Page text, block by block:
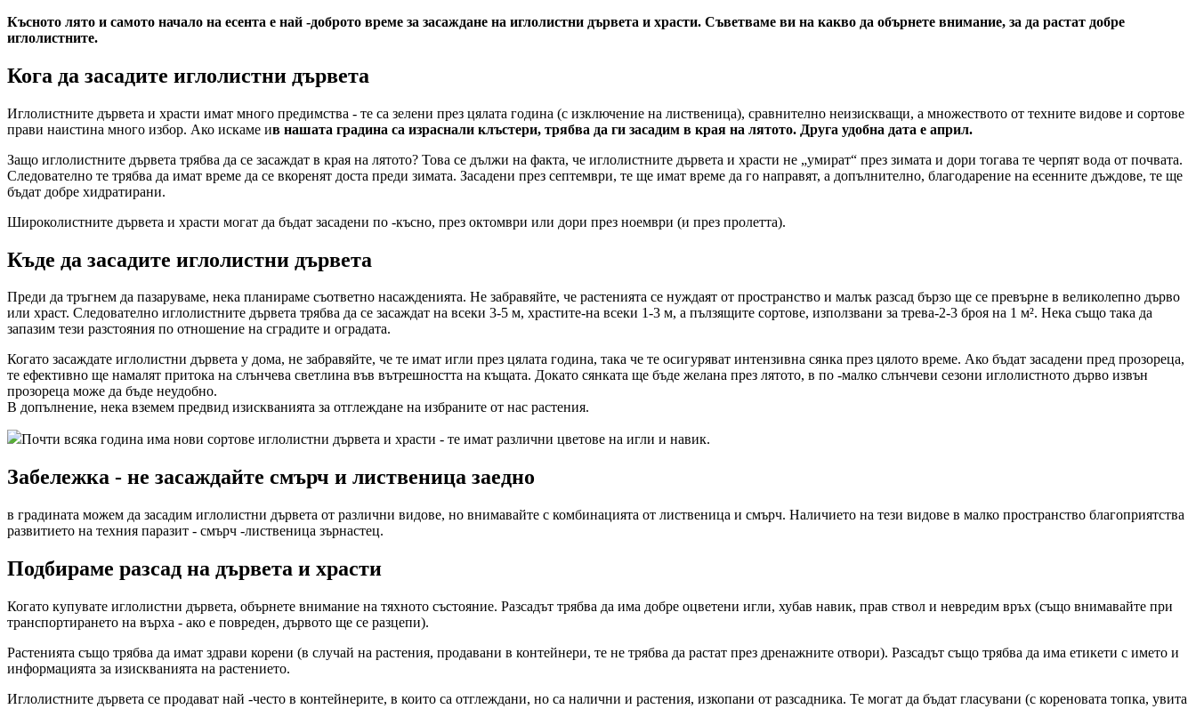
Късното лято и самото начало на есента е най -доброто време за засаждане на иглолистни дървета и храсти. Съветваме ви на какво да обърнете внимание, за да растат добре
иглолистните.
Кога да засадите иглолистни дървета
Иглолистните дървета и храсти имат много предимства - те са зелени през цялата година (с изключение на лиственица), сравнително неизискващи, а множеството от техните видове и сортове
прави наистина много избор. Ако искаме ив нашата градина са израснали клъстери, трябва да ги засадим в края на лятото. Друга удобна дата е април.
Защо иглолистните дървета трябва да се засаждат в края на лятото? Това се дължи на факта, че иглолистните дървета и храсти не „умират“ през зимата и дори тогава те черпят вода от почвата.
Следователно те трябва да имат време да се вкоренят доста преди зимата. Засадени през септември, те ще имат време да го направят, а допълнително, благодарение на есенните дъждове, те ще
бъдат добре хидратирани.
Широколистните дървета и храсти могат да бъдат засадени по -късно, през октомври или дори през ноември (и през пролетта).
Къде да засадите иглолистни дървета
Преди да тръгнем да пазаруваме, нека планираме съответно насажденията. Не забравяйте, че растенията се нуждаят от пространство и малък разсад бързо ще се превърне в великолепно дърво
или храст. Следователно иглолистните дървета трябва да се засаждат на всеки 3-5 м, храстите-на всеки 1-3 м, а пълзящите сортове, използвани за трева-2-3 броя на 1 м². Нека също така да
запазим тези разстояния по отношение на сградите и оградата.
Когато засаждате иглолистни дървета у дома, не забравяйте, че те имат игли през цялата година, така че те осигуряват интензивна сянка през цялото време. Ако бъдат засадени пред прозореца,
те ефективно ще намалят притока на слънчева светлина във вътрешността на къщата. Докато сянката ще бъде желана през лятото, в по -малко слънчеви сезони иглолистното дърво извън
прозореца може да бъде неудобно.
В допълнение, нека вземем предвид изискванията за отглеждане на избраните от нас растения.
Почти всяка година има нови сортове иглолистни дървета и храсти - те имат различни цветове на игли и навик.
Забележка - не засаждайте смърч и лиственица заедно
в градината можем да засадим иглолистни дървета от различни видове, но внимавайте с комбинацията от лиственица и смърч. Наличието на тези видове в малко пространство благоприятства
развитието на техния паразит - смърч -лиственица зърнастец.
Подбираме разсад на дървета и храсти
Когато купувате иглолистни дървета, обърнете внимание на тяхното състояние. Разсадът трябва да има добре оцветени игли, хубав навик, прав ствол и невредим връх (също внимавайте при
транспортирането на върха - ако е повреден, дървото ще се разцепи).
Растенията също трябва да имат здрави корени (в случай на растения, продавани в контейнери, те не трябва да растат през дренажните отвори). Разсадът също трябва да има етикети с името и
информацията за изискванията на растението.
Иглолистните дървета се продават най -често в контейнерите, в които са отглеждани, но са налични и растения, изкопани от разсадника. Те могат да бъдат гласувани (с кореновата топка, увита